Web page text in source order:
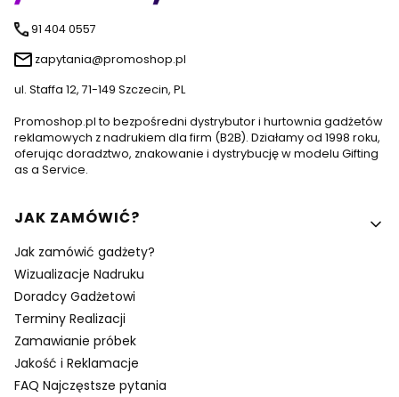
91 404 0557
zapytania@promoshop.pl
ul. Staffa 12, 71-149 Szczecin, PL
Promoshop.pl to bezpośredni dystrybutor i hurtownia gadżetów
reklamowych z nadrukiem dla firm (B2B). Działamy od 1998 roku,
oferując doradztwo, znakowanie i dystrybucję w modelu Gifting
as a Service.
Linki w stopce
JAK ZAMÓWIĆ?
Jak zamówić gadżety?
Wizualizacje Nadruku
Doradcy Gadżetowi
Terminy Realizacji
Zamawianie próbek
Jakość i Reklamacje
FAQ Najczęstsze pytania